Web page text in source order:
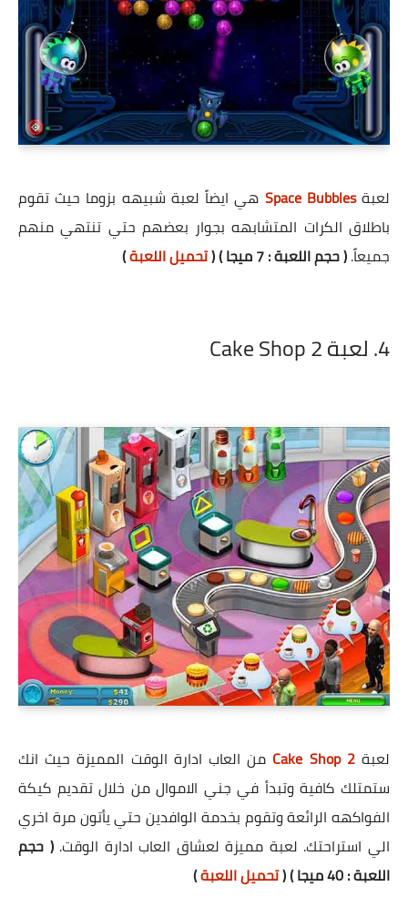
لعبةSpace Bubbles هي ايضاً لعبة شبيهه بزوما حيث تقوم
باطلاق الكرات المتشابهه بجوار بعضهم حتي تنتهي منهم
جميعاً.( حجم اللعبة : 7 ميجا ) ( تحميل اللعبة)
4. لعبة Cake Shop 2
لعبةCake Shop 2 من العاب ادارة الوقت المميزة حيث انك
ستمتلك كافية وتبدأ في جني الاموال من خلال تقديم كيكة
الفواكهه الرائعة وتقوم بخدمة الوافدين حتي يأتون مرة اخري
الي استراحتك. لعبة مميزة لعشاق العاب ادارة الوقت.( حجم
اللعبة : 40 ميجا ) (
تحميل اللعبة)